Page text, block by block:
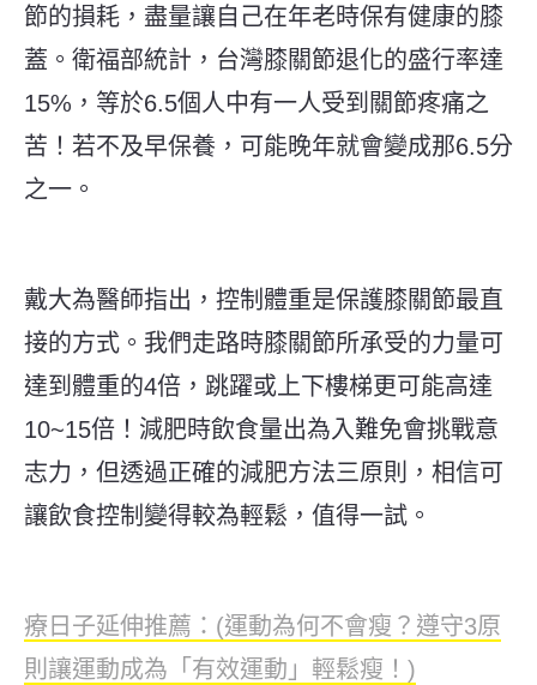
節的損耗，盡量讓自己在年老時保有健康的膝
蓋。衛福部統計，台灣膝關節退化的盛行率達
15%，等於6.5個人中有一人受到關節疼痛之
苦！若不及早保養，可能晚年就會變成那6.5分
之一。
戴大為醫師指出，控制體重是保護膝關節最直
接的方式。我們走路時膝關節所承受的力量可
達到體重的4倍，跳躍或上下樓梯更可能高達
10~15倍！減肥時飲食量出為入難免會挑戰意
志力，但透過正確的減肥方法三原則，相信可
讓飲食控制變得較為輕鬆，值得一試。
療日子延伸推薦：(運動為何不會瘦？遵守3原
則讓運動成為「有效運動」輕鬆瘦！)